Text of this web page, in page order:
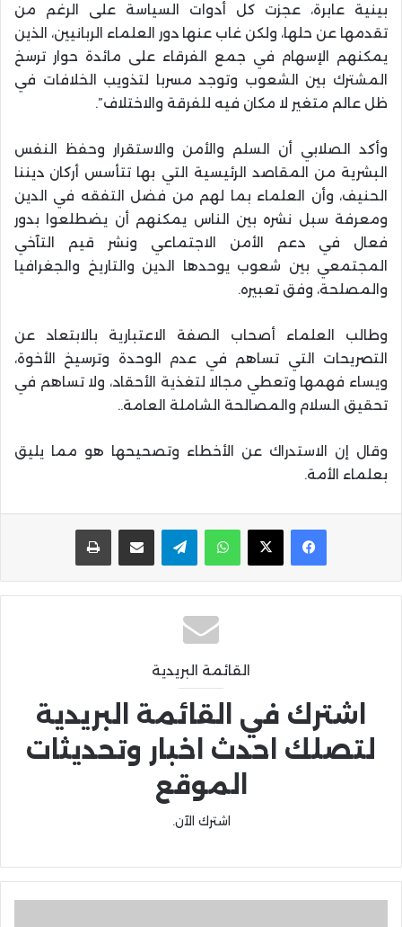
بينية عابرة، عجزت كل أدوات السياسة على الرغم من
تقدمها عن حلها، ولكن غاب عنها دور العلماء الربانيين، الذين
يمكنهم الإسهام في جمع الفرقاء على مائدة حوار ترسخ
المشترك بين الشعوب وتوجد مسربا لتذويب الخلافات في
ظل عالم متغير لا مكان فيه للفرقة والاختلاف”.
وأكد الصلابي أن السلم والأمن والاستقرار وحفظ النفس
البشرية من المقاصد الرئيسية التي بها تتأسس أركان ديننا
الحنيف، وأن العلماء بما لهم من فضل التفقه في الدين
ومعرفة سبل نشره بين الناس يمكنهم أن يضطلعوا بدور
فعال في دعم الأمن الاجتماعي ونشر قيم التآخي
المجتمعي بين شعوب يوحدها الدين والتاريخ والجغرافيا
والمصلحة، وفق تعبيره.
وطالب العلماء أصحاب الصفة الاعتبارية بالابتعاد عن
التصريحات التي تساهم في عدم الوحدة وترسيخ الأخوة،
ويساء فهمها وتعطي مجالا لتغذية الأحقاد، ولا تساهم في
تحقيق السلام والمصالحة الشاملة العامة..
وقال إن الاستدراك عن الأخطاء وتصحيحها هو مما يليق
بعلماء الأمة.
واتساب تيلقرام مشاركة عبر البريد
القائمة البريدية
اشترك في القائمة البريدية
لتصلك احدث اخبار وتحديثات
الموقع
اشترك الآن.